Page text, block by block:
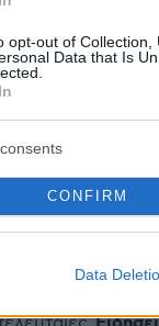
opt-out of
Data that Is
CONFIRM
Data
αφήγηση
που ζούσε
με θανατική
11